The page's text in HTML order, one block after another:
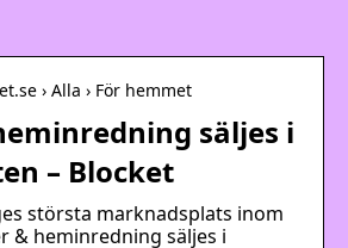
› Alla › För hemmet
säljes i
– Blocket
största marknadsplats inom
& heminredning säljes i